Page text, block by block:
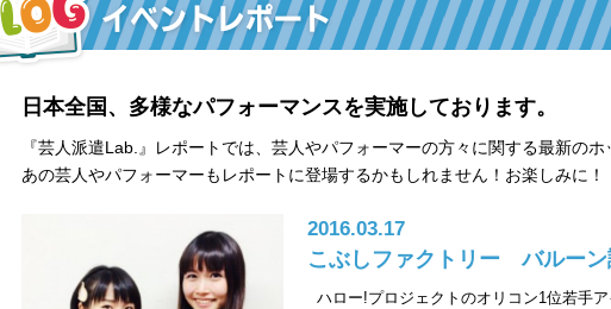
日本全国、多様なパフォーマンスを実施しております。
『芸人派遣Lab.』レポートでは、芸人やパフォーマーの方々に関する最新のホ
あの芸人やパフォーマーもレポートに登場するかもしれません！お楽しみに！
2016.03.17
こぶしファクトリー バルー
ハロー!プロジェクトのオリコン1位若手